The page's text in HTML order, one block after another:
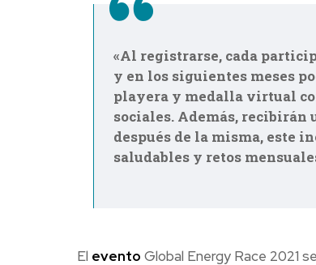
«Al registrarse, cada
y en los siguientes meses
playera y medalla virtual
sociales. Además, recibirán
después de la misma, este
saludables y retos
El evento Global Energy Race 2021